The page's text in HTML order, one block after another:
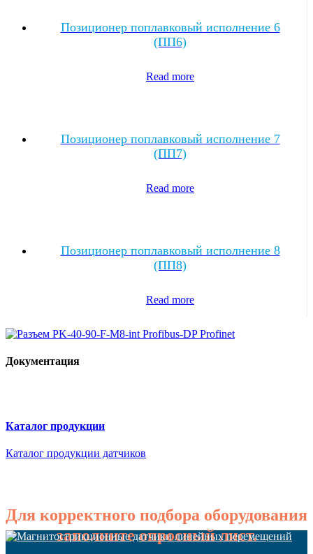
Позиционер поплавковый исполнение 6
(ПП6)
Read more
Позиционер поплавковый исполнение 7
(ПП7)
Read more
Позиционер поплавковый исполнение 8
(ПП8)
Read more
Документация
Каталог продукции
Каталог продукции датчиков
Для корректного подбора оборудования
заполните опросный лист.